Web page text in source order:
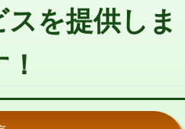
22,000円+材料費
ッキ
を提供しま